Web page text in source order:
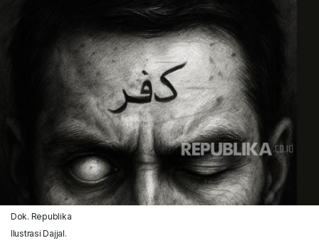
Dok. Republika
Ilustrasi Dajjal.